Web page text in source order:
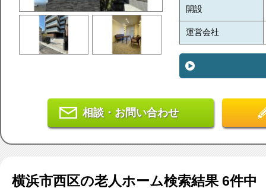
開設
運営会社
相談・お問い合わせ
横浜市西区の老人ホーム検索結果 6件中